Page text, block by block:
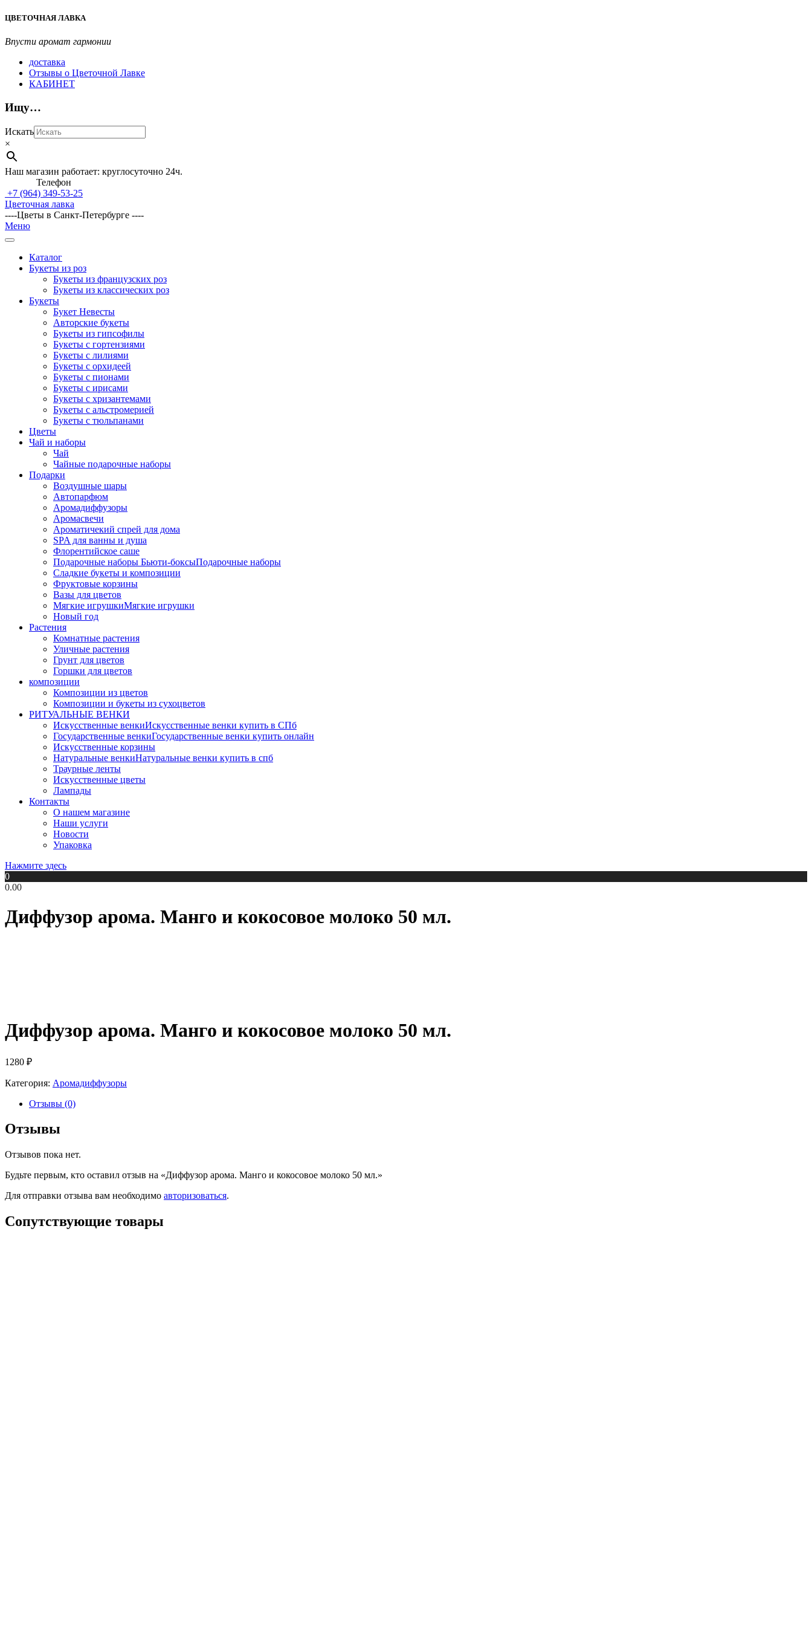
Перейти
содержимому
ЦВЕТОЧНАЯ ЛАВКА
Впусти аромат гармонии
доставка
Отзывы о Цветочной Лавке
КАБИНЕТ
Ищу…
Искать
×
Наш магазин работает: круглосуточно 24ч.
Телефон
+7 (964) 349-53-25
Цветочная лавка
----Цветы в Санкт-Петербурге ----
Главное
навигационное
Меню
Каталог
Букеты из роз
Букеты из французских роз
Букеты из классических роз
Букеты
Букет Невесты
Авторские букеты
Букеты из гипсофилы
Букеты с гортензиями
Букеты с лилиями
Букеты с орхидеей
Букеты с пионами
Букеты с ирисами
Букеты с хризантемами
Букеты с альстромерией
Букеты с тюльпанами
Цветы
Чай и наборы
Чай
Чайные подарочные наборы
Подарки
Воздушные шары
Автопарфюм
Аромадиффузоры
Аромасвечи
Ароматичекий спрей для дома
SPA для ванны и душа
Флорентийское саше
Подарочные наборы Бьюти-боксыПодарочные наборы
Сладкие букеты и композиции
Фруктовые корзины
Вазы для цветов
Мягкие игрушкиМягкие игрушки
Новый год
Растения
Комнатные растения
Уличные растения
Грунт для цветов
Горшки для цветов
композиции
Композиции из цветов
Композиции и букеты из сухоцветов
РИТУАЛЬНЫЕ ВЕНКИ
Искусственные венкиИскусственные венки купить в СПб
Государственные венкиГосударственные венки купить онлайн
Искусственные корзины
Натуральные венкиНатуральные венки купить в спб
Траурные ленты
Искусственные цветы
Лампады
Контакты
О нашем магазине
Наши услуги
Новости
Упаковка
Нажмите здесь
0
0.00
Диффузор арома. Манго и кокосовое молоко 50 мл.
Диффузор арома. Манго и кокосовое молоко 50 мл.
1280 ₽
Категория: Аромадиффузоры
Отзывы (0)
Отзывы
Отзывов пока нет.
Будьте первым, кто оставил отзыв на «Диффузор арома. Манго и кокосовое молоко 50 мл.»
Для отправки отзыва вам необходимо авторизоваться.
Сопутствующие товары